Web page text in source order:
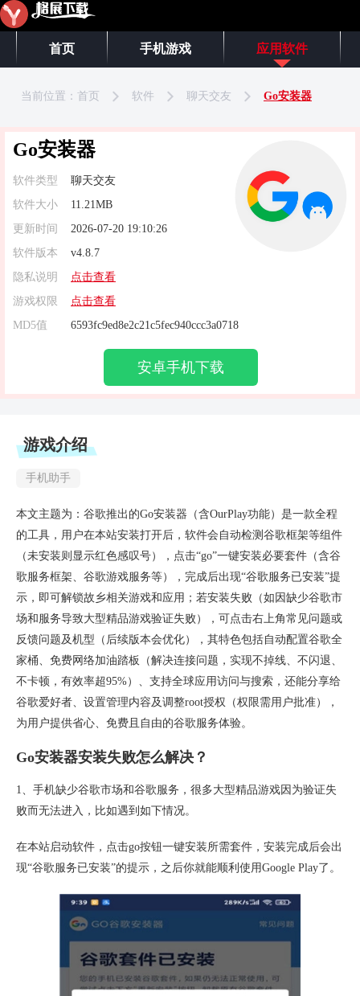
首页 手机游戏 应用软件
当前位置： 首页 软件 聊天交友 Go安装器
Go安装器
软件类型
聊天交友
软件大小
11.21MB
更新时间
2026-07-20 19:10:26
软件版本
v4.8.7
隐私说明
点击查看
游戏权限
点击查看
MD5值
6593fc9ed8e2c21c5fec940ccc3a0718
安卓手机下载
游戏介绍
手机助手
本文主题为：谷歌推出的Go安装器（含OurPlay功能）是一款全程
的工具，用户在本站安装打开后，软件会自动检测谷歌框架等组件
（未安装则显示红色感叹号），点击“go”一键安装必要套件（含谷
歌服务框架、谷歌游戏服务等），完成后出现“谷歌服务已安装”提
示，即可解锁故乡相关游戏和应用；若安装失败（如因缺少谷歌市
场和服务导致大型精品游戏验证失败），可点击右上角常见问题或
反馈问题及机型（后续版本会优化），其特色包括自动配置谷歌全
家桶、免费网络加油踏板（解决连接问题，实现不掉线、不闪退、
不卡顿，有效率超95%）、支持全球应用访问与搜索，还能分享给
谷歌爱好者、设置管理内容及调整root授权（权限需用户批准），
为用户提供省心、免费且自由的谷歌服务体验。
Go安装器安装失败怎么解决？
1、手机缺少谷歌市场和谷歌服务，很多大型精品游戏因为验证失
败而无法进入，比如遇到如下情况。
在本站启动软件，点击go按钮一键安装所需套件，安装完成后会出
现“谷歌服务已安装”的提示，之后你就能顺利使用Google Play了。